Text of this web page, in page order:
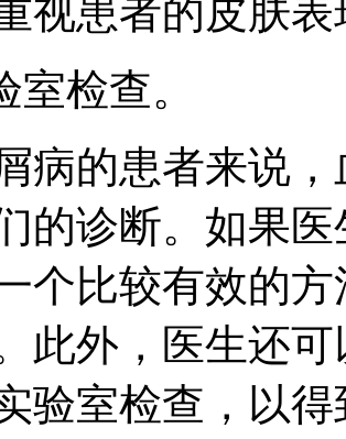
视患者的皮肤
室检查。
病的患者来说
的诊断。如果
个比较有效的
此外，医生还
验室检查，以